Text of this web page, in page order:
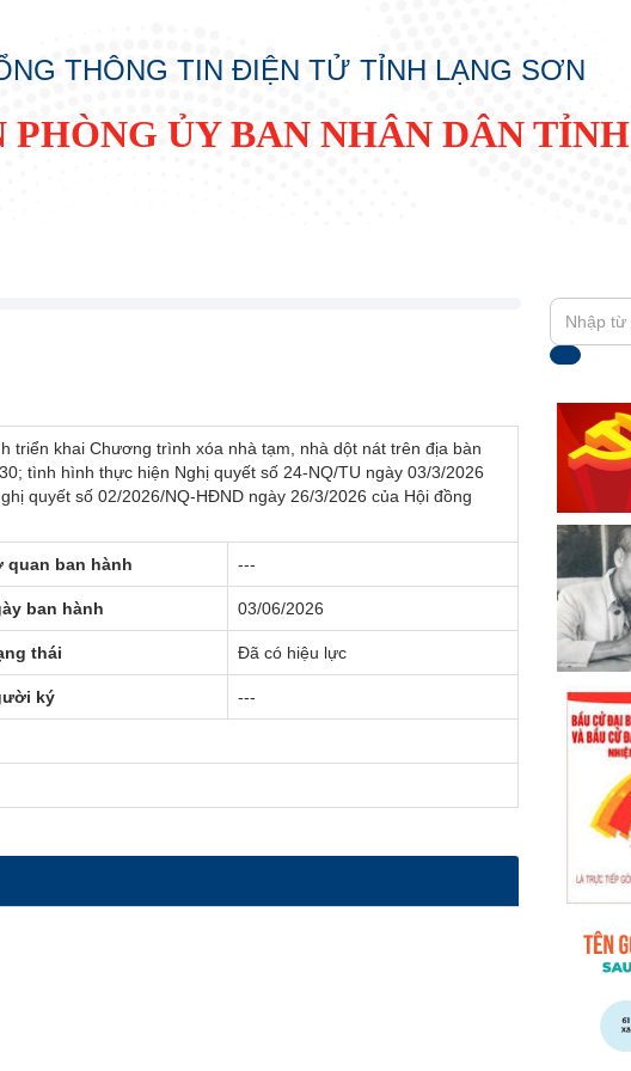
THÔNG TIN ĐIỆN TỬ TỈNH LẠNG SƠN
PHÒNG ỦY BAN NHÂN DÂN TỈNH
triển khai Chương trình xóa nhà tạm, nhà dột nát trên địa bàn
tình hình thực hiện Nghị quyết số 24-NQ/TU ngày 03/3/2026
quyết số 02/2026/NQ-HĐND ngày 26/3/2026 của Hội đồng
quan ban hành ---
ban hành 03/06/2026
thái Đã có hiệu lực
ký ---